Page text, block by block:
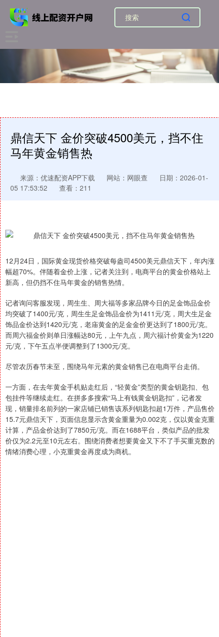
鼎信天下 金价突破4500美元，挡不住
马年黄金销售热
来源：优速配资APP下载 网站：网眼查
日期：2026-01-
05 17:53:52
查看：211
12月24日，国际黄金现货价格突破每盎司4500美元鼎信天下，年内涨
幅超70%。伴随着金价上涨，记者关注到，电商平台的黄金价格站上
新高，但仍挡不住马年黄金的销售热情。
记者询问客服发现，周生生、周大福等多家品牌今日的足金饰品金价
均突破了1400元/克，周生生足金饰品金价为1411元/克，周大生足金
饰品金价达到1420元/克，老庙黄金的足金金价更达到了1800元/克。
而周六福金价则单日涨幅达80元，上午九点，周六福计价黄金为1220
元/克，下午五点半便调整到了1300元/克。
尽管农历春节未至，围绕马年元素的黄金销售已在电商平台走俏。
一方面，在去年黄金手机贴走红后，“轻黄金”类型的黄金钥匙扣、包
包挂件等继续走红。在拼多多搜索“马上有钱黄金钥匙扣”，记者发
现，销量排名前列的一家店铺已销售该系列钥匙扣超1万件，产品售价
15.7元鼎信天下，页面信息显示含黄金重量为0.002克，仅以黄金克重
计算，产品金价达到了7850元/克。而在1688平台，类似产品的批发
价仅为2.2元至10元左右。围绕消费者想要黄金又下不了手买重克数的
情绪消费心理，小克重黄金再度成为商机。